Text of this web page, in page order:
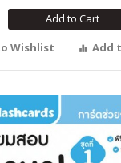
Add to Cart
Wishlist
Add